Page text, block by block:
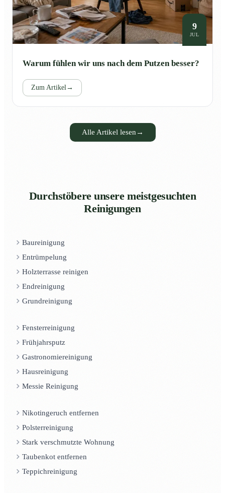
9
JUL
Warum fühlen wir uns nach dem Putzen besser?
Zum Artikel →
Alle Artikel lesen →
Durchstöbere unsere meistgesuchten
Reinigungen
Baureinigung
Entrümpelung
Holzterrasse reinigen
Endreinigung
Grundreinigung
Fensterreinigung
Frühjahrsputz
Gastronomiereinigung
Hausreinigung
Messie Reinigung
Nikotingeruch entfernen
Polsterreinigung
Stark verschmutzte Wohnung
Taubenkot entfernen
Teppichreinigung